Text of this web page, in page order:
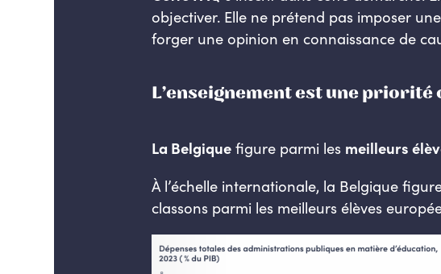
objectiver. Elle ne prétend pas imposer
forger une opinion en connaissance de
L’enseignement est une priorité
La Belgiquefigure parmi les meilleurs
À l’échelle internationale, la Belgique
classons parmi les meilleurs élèves